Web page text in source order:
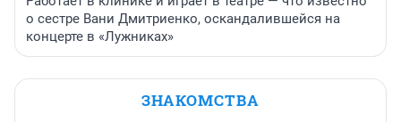
о сестре Вани Дмитриенко, оскандалившейся на
концерте в «Лужниках»
ЗНАКОМСТВА